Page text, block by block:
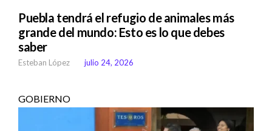
Puebla tendrá el refugio de animales más
grande del mundo: Esto es lo que debes
saber
Esteban López julio 24, 2026
GOBIERNO